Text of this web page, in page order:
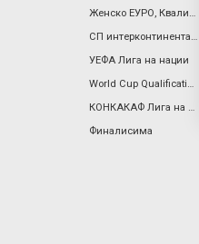
Женско ЕУРО, Квалификации
СП интерконтинентален плеј-оф
УЕФА Лига на нации
World Cup Qualification, Women, Inter-Confederation Playoffs
КОНКАКАФ Лига на Нации
Финалисима